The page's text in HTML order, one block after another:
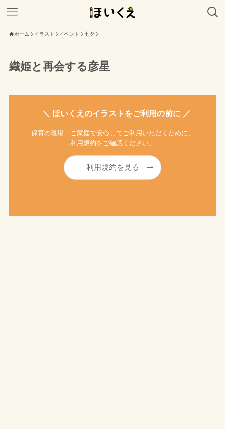
ホーム イラスト イベント 七夕
織姫と再会する彦星
＼ ほいくえのイラストをご利用の前に ／
保育の現場・ご家庭で安心してご利用いただくために、
利用規約をご確認ください。
利用規約を見る